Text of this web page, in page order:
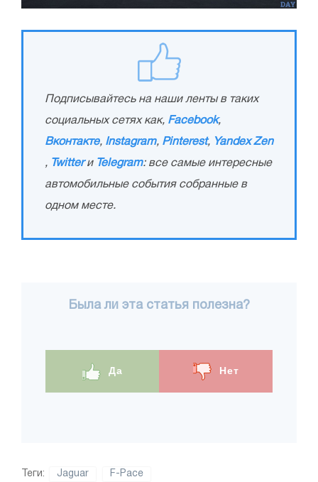
Подписывайтесь на наши ленты в таких
социальных сетях как, Facebook,
Вконтакте, Instagram, Pinterest, Yandex Zen
, Twitterи Telegram: все самые интересные
автомобильные события собранные в
одном месте.
Была ли эта статья полезна?
Да Нет
Теги: Jaguar F-Pace